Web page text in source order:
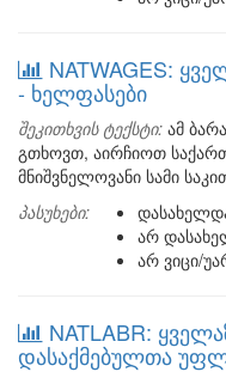
NATWAGES:
- ხელფასები
შეკითხვის ტექსტი: ამ
გთხოვთ, აირჩიოთ
მნიშვნელოვანი სამი
პასუხები:
არ
არ ვიცი/
NATLABR:
დასაქმებულთა